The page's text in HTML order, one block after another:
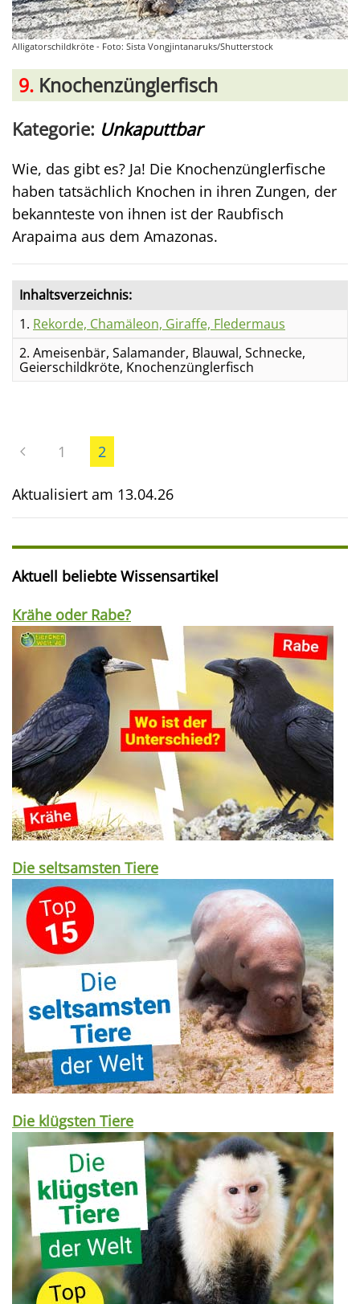
Alligatorschildkröte - Foto: Sista Vongjintanaruks/Shutterstock
9. Knochenzünglerfisch
Kategorie: Unkaputtbar
Wie, das gibt es? Ja! Die Knochenzünglerfische
haben tatsächlich Knochen in ihren Zungen, der
bekannteste von ihnen ist der Raubfisch
Arapaima aus dem Amazonas.
Inhaltsverzeichnis:
1. Rekorde, Chamäleon, Giraffe, Fledermaus
2. Ameisenbär, Salamander, Blauwal, Schnecke,
Geierschildkröte, Knochenzünglerfisch
1 2
Aktualisiert am 13.04.26
Aktuell beliebte Wissensartikel
Krähe oder Rabe?
Die seltsamsten Tiere
Die klügsten Tiere